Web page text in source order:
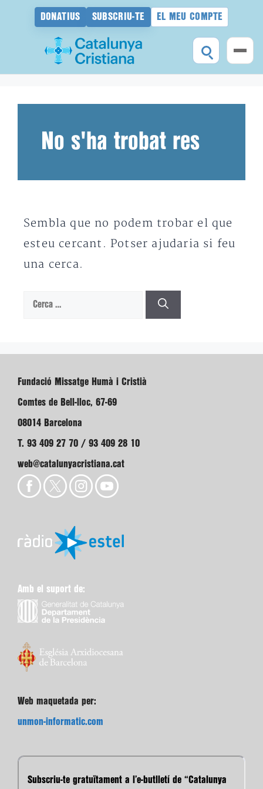
DONATIUS SUBSCRIU-TE EL MEU COMPTE
No s'ha trobat res
Sembla que no podem trobar el que
esteu cercant. Potser ajudaria si feu
una cerca.
Cerca:
Fundació Missatge Humà i Cristià
Comtes de Bell-lloc, 67-69
08014 Barcelona
T. 93 409 27 70 / 93 409 28 10
web@catalunyacristiana.cat
Amb el suport de:
Web maquetada per:
unmon-informatic.com
Subscriu-te gratuïtament a l’e-butlletí de “Catalunya